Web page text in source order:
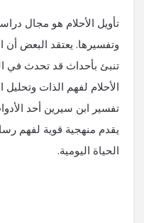
تأويل الأحلام هو مجال
وتفسيرها. يعتقد البعض أن
تنبئ بأحداث قد تحدث في
الأحلام لفهم الذات وتحليل
تفسير ابن سيرين أحد
يقدم منهجية قوية لفهم
الحياة اليومية.